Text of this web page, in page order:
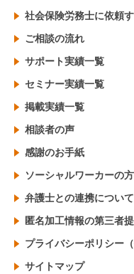
社会保険労務士に依頼
ご相談の流れ
サポート実績一覧
セミナー実績一覧
掲載実績一覧
相談者の声
感謝のお手紙
ソーシャルワーカーの
弁護士との連携について
匿名加工情報の第三者
プライバシーポリシー
サイトマップ